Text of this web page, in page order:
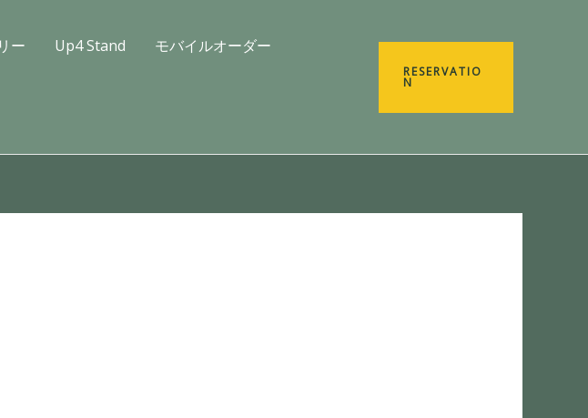
ー Up4 Stand モバイルオーダー
RESERVATIO
N